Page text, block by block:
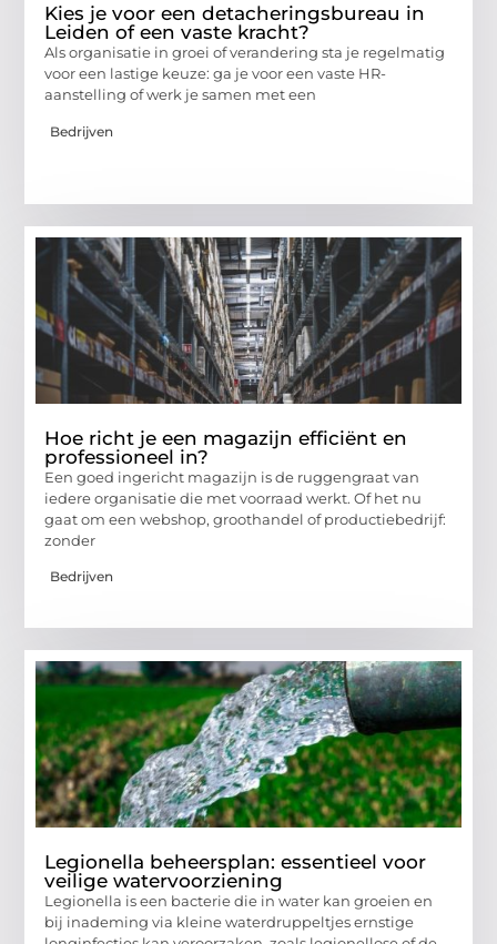
Kies je voor een detacheringsbureau in
Leiden of een vaste kracht?
Als organisatie in groei of verandering sta je regelmatig
voor een lastige keuze: ga je voor een vaste HR-
aanstelling of werk je samen met een
Bedrijven
Hoe richt je een magazijn efficiënt en
professioneel in?
Een goed ingericht magazijn is de ruggengraat van
iedere organisatie die met voorraad werkt. Of het nu
gaat om een webshop, groothandel of productiebedrijf:
zonder
Bedrijven
Legionella beheersplan: essentieel voor
veilige watervoorziening
Legionella is een bacterie die in water kan groeien en
bij inademing via kleine waterdruppeltjes ernstige